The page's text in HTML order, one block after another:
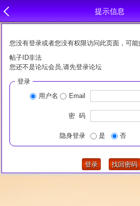
提示信息
您没有登录或者您没有权限访问此页面，可
帖子ID非法
您还不是论坛会员,请先登录论坛
登录
用户名
Email
密 码
隐身登录 是 否